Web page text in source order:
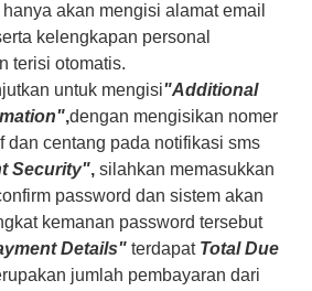
akan mengisi alamat email
kelengkapan personal
terisi otomatis.
untuk mengisi"Additional
,dengan mengisikan nomer
dan centang pada notifikasi sms
Security", silahkan memasukkan
password dan sistem akan
kemanan password tersebut
Details" terdapat Total Due
jumlah pembayaran dari